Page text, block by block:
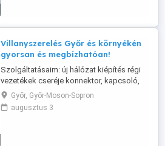
Villanyszerelés Győr és környékén
gyorsan és megbízhatóan!
Szolgáltatásaim: új hálózat kiépítés régi
vezetékek cseréje konnektor, kapcsoló,
lámpa bekötés Villamos berendezések
bekötése Elektromos kapu felszerelés
hibakeresés, javítás Szakszerű, pontos
Győr, Győr-Moson-Sopron
augusztus 3